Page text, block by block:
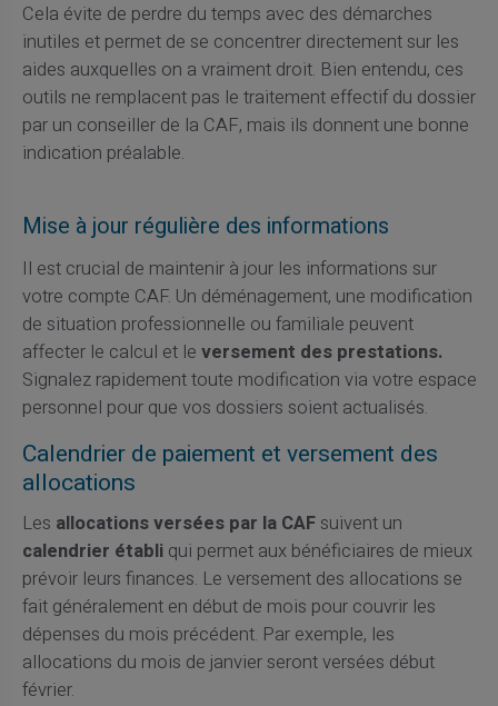
Cela évite de perdre du temps avec des démarches
inutiles et permet de se concentrer directement sur les
aides auxquelles on a vraiment droit. Bien entendu, ces
outils ne remplacent pas le traitement effectif du dossier
par un conseiller de la CAF, mais ils donnent une bonne
indication préalable.
Mise à jour régulière des informations
Il est crucial de maintenir à jour les informations sur
votre compte CAF. Un déménagement, une modification
de situation professionnelle ou familiale peuvent
affecter le calcul et le versement des prestations.
Signalez rapidement toute modification via votre espace
personnel pour que vos dossiers soient actualisés.
Calendrier de paiement et versement des
allocations
Les allocations versées par la CAFsuivent un
calendrier établiqui permet aux bénéficiaires de mieux
prévoir leurs finances. Le versement des allocations se
fait généralement en début de mois pour couvrir les
dépenses du mois précédent. Par exemple, les
allocations du mois de janvier seront versées début
février.